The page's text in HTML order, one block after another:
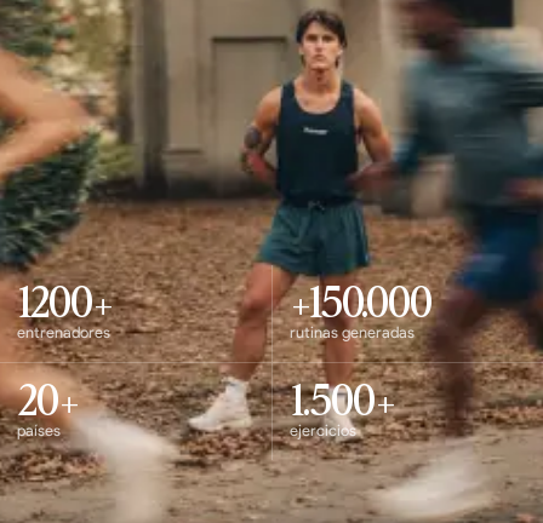
1200+
entrenadores
+150.000
rutinas generadas
20+
países
1.500+
ejercicios